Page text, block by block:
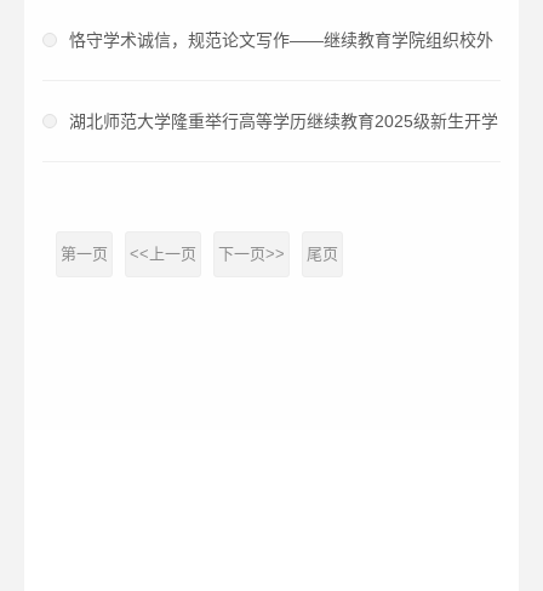
恪守学术诚信，规范论文写作——继续教育学院组织校外
教学点开展直播教学
湖北师范大学隆重举行高等学历继续教育2025级新生开学
第一页 <<上一页 下一页>> 尾页